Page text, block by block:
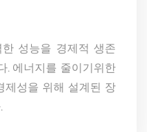
성능을 경제적 생존
. 에너지를 줄이기위한
제성을 위해 설계된 장